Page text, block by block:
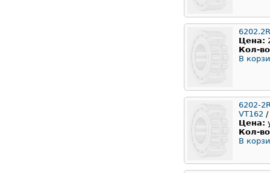
Цена:
Кол-
В
6202-
VT162 /
Цена:
Кол-
В